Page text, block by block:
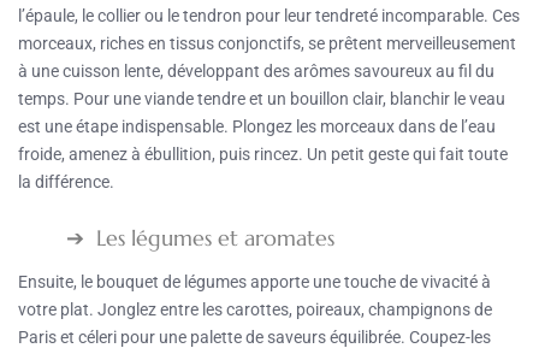
l’épaule, le collier ou le tendron pour leur tendreté incomparable. Ces
morceaux, riches en tissus conjonctifs, se prêtent merveilleusement
à une cuisson lente, développant des arômes savoureux au fil du
temps. Pour une viande tendre et un bouillon clair, blanchir le veau
est une étape indispensable. Plongez les morceaux dans de l’eau
froide, amenez à ébullition, puis rincez. Un petit geste qui fait toute
la différence.
Les légumes et aromates
Ensuite, le bouquet de légumes apporte une touche de vivacité à
votre plat. Jonglez entre les carottes, poireaux, champignons de
Paris et céleri pour une palette de saveurs équilibrée. Coupez-les